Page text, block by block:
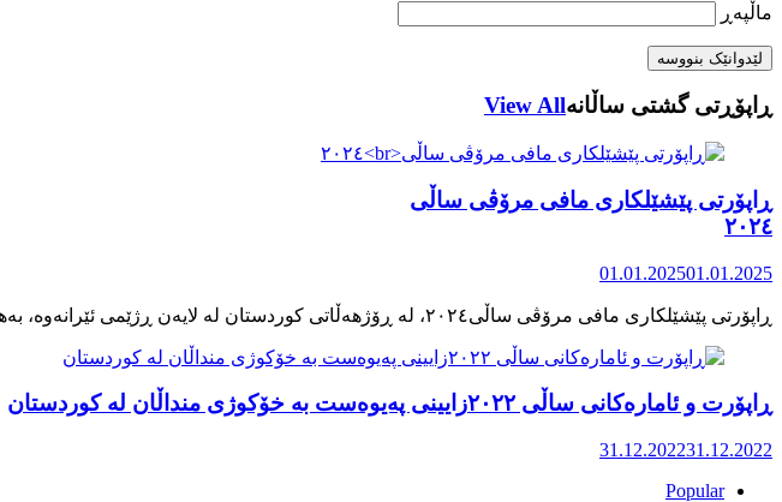
ماڵپه‌ڕ
ڕاپۆڕتی گشتی ساڵانهView All
ڕاپۆرتی پێشێلکاری مافی مرۆڤی ساڵی
٢٠٢٤
01.01.202501.01.2025
ڕاپۆرت و ئامارەکانی ساڵی ٢٠٢٢زایینی پەیوەست بە خۆکوژی منداڵان لە کوردستان
31.12.202231.12.2022
Popular